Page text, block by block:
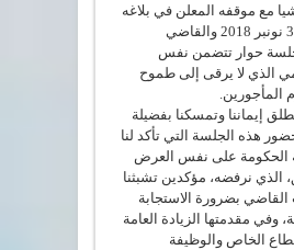
مع موقفه المعلن في بلاغه
الصادر بتاريخ 3 نونبر 2018 والقاضي
حوار تتضمن نفس
الذي لا يرقى إلى طموح
المأجورين.
إيماننا وتمسكنا بفضيلة
حضور هذه الجلسة التي تأكد لنا
الحكومة على نفس العرض
الذي نرفضه، مؤكدين تشبثنا
القاضي بضرورة الاستجابة
وفي مقدمتها الزيادة العامة
الخاص والوظيفة